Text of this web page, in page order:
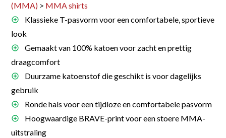
(MMA) > MMA shirts
Klassieke T-pasvorm voor een comfortabele, sportieve
look
Gemaakt van 100% katoen voor zacht en prettig
draagcomfort
Duurzame katoenstof die geschikt is voor dagelijks
gebruik
Ronde hals voor een tijdloze en comfortabele pasvorm
Hoogwaardige BRAVE-print voor een stoere MMA-
uitstraling